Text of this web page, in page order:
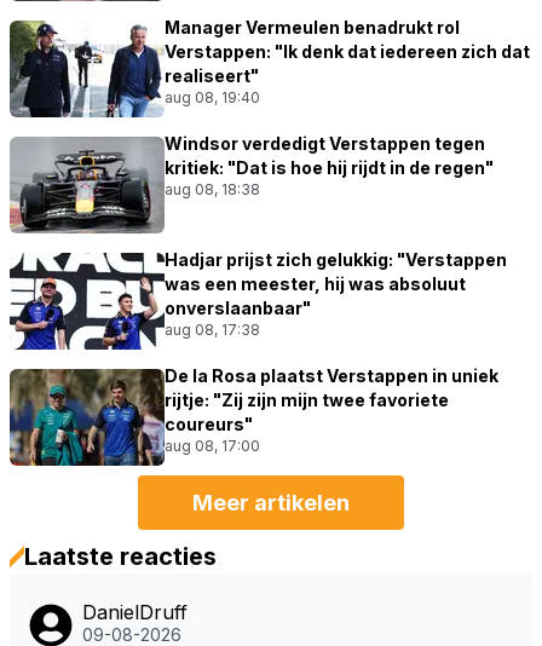
Manager Vermeulen benadrukt rol
Verstappen: "Ik denk dat iedereen zich dat
realiseert"
aug 08, 19:40
Windsor verdedigt Verstappen tegen
kritiek: "Dat is hoe hij rijdt in de regen"
aug 08, 18:38
Hadjar prijst zich gelukkig: "Verstappen
was een meester, hij was absoluut
onverslaanbaar"
aug 08, 17:38
De la Rosa plaatst Verstappen in uniek
rijtje: "Zij zijn mijn twee favoriete
coureurs"
aug 08, 17:00
Meer artikelen
Laatste reacties
DanielDruff
09-08-2026